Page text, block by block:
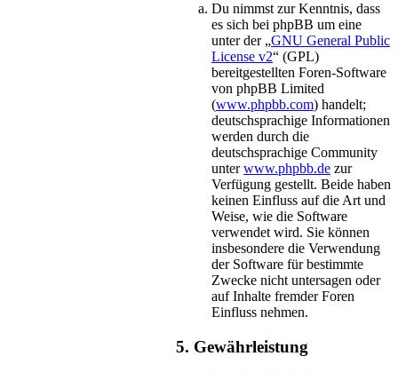
Du nimmst zur Kenntnis, dass
es sich bei phpBB um eine
unter der „GNU General Public
License v2“ (GPL)
bereitgestellten Foren-Software
von phpBB Limited
(www.phpbb.com) handelt;
deutschsprachige Informationen
werden durch die
deutschsprachige Community
unterwww.phpbb.de zur
Verfügung gestellt. Beide haben
keinen Einfluss auf die Art und
Weise, wie die Software
verwendet wird. Sie können
insbesondere die Verwendung
der Software für bestimmte
Zwecke nicht untersagen oder
auf Inhalte fremder Foren
Einfluss nehmen.
5. Gewährleistung